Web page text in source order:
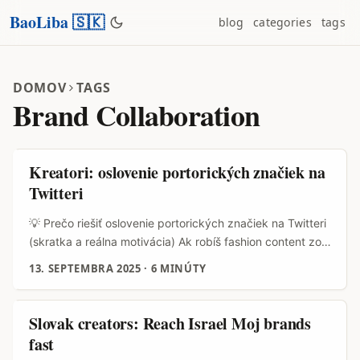
BaoLiba 🇸🇰 blog categories tags
DOMOV TAGS
Brand Collaboration
Kreatori: oslovenie portorických značiek na
Twitteri
💡 Prečo riešiť oslovenie portorických značiek na Twitteri
(skratka a reálna motivácia) Ak robíš fashion content zo
Slovenska a chceš sa preniknúť mimo európsky trh,
silné lokálne labely a značky, ktoré milujú vizuálne
stylingy. Twitter (dnes známy aj ako X) stále žije u
značiek, kreatívnych riaditeľov a PR tímov, ktorí používajú
platformu na rýchle oznámenia, dropy a scouting
13. SEPTEMBRA 2025 · 6 MINÚTY
Slovak creators: Reach Israel Moj brands
fast